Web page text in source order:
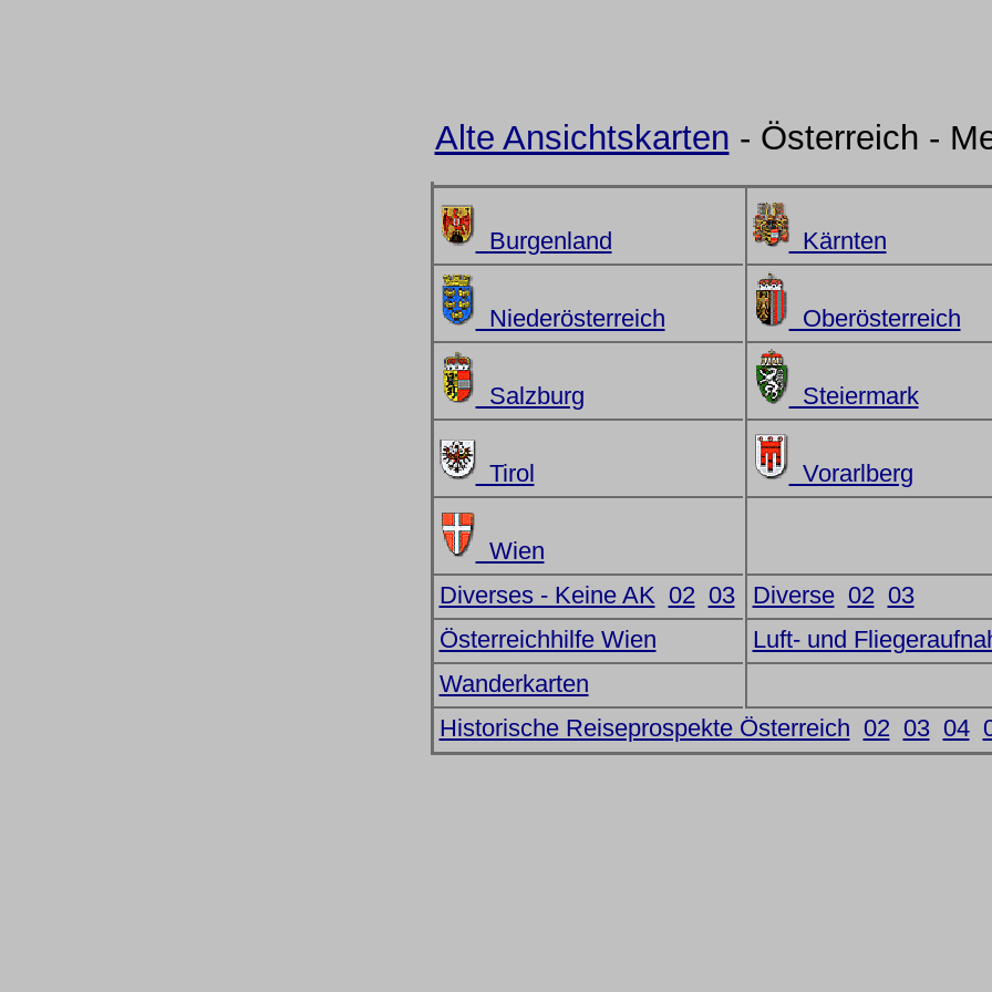
Alte Ansichtskarten - Österreich -
Burgenland Kärnten
Niederösterreich Oberösterreich
Salzburg Steiermark
Tirol Vorarlberg
Wien
Diverses - Keine AK 02 03 Diverse 02 03
Österreichhilfe Wien
Luft- und
Wanderkarten
Historische Reiseprospekte Österreich 02 03 04